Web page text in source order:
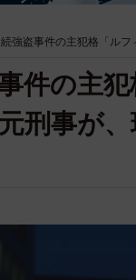
強盗事件の主犯格「ル
件の主
刑事が